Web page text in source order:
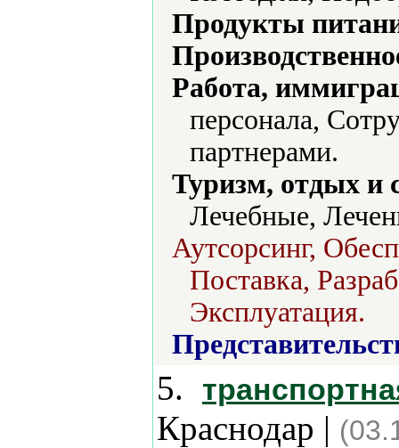
Продукты
Работа,
персонала,
партнерами.
Туризм, отдых и
Лечебные,
Аутсорсинг,
Поставка,
Эксплуатация.
5.
Краснодар |